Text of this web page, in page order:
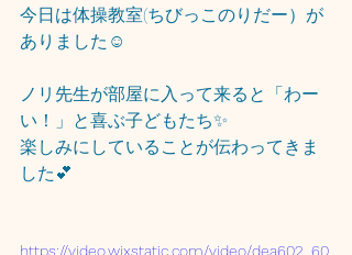
今日は体操教室(ちびっこのりだー）が
ありました☺
ノリ先生が部屋に入って来ると「わー
い！」と喜ぶ子どもたち✨
楽しみにしていることが伝わってきま
した💕
https://video.wixstatic.com/video/dea602_60